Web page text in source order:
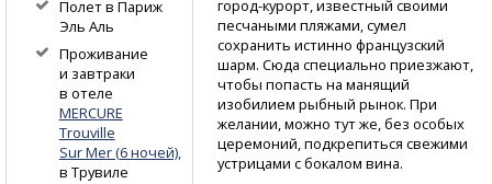
город-курорт,известный своими
песчаными пляжами, сумел
сохранить истинно французский
шарм. Сюда специально приезжают,
чтобы попасть на манящий
изобилием рыбный рынок. При
желании, можно тут же, без особых
церемоний, подкрепиться свежими
устрицами с бокалом вина.
Полет в Париж
Эль Аль
Проживание
и завтраки
в отеле
MERCURE
Trouville
Sur Mer (6 ночей),
в Трувиле